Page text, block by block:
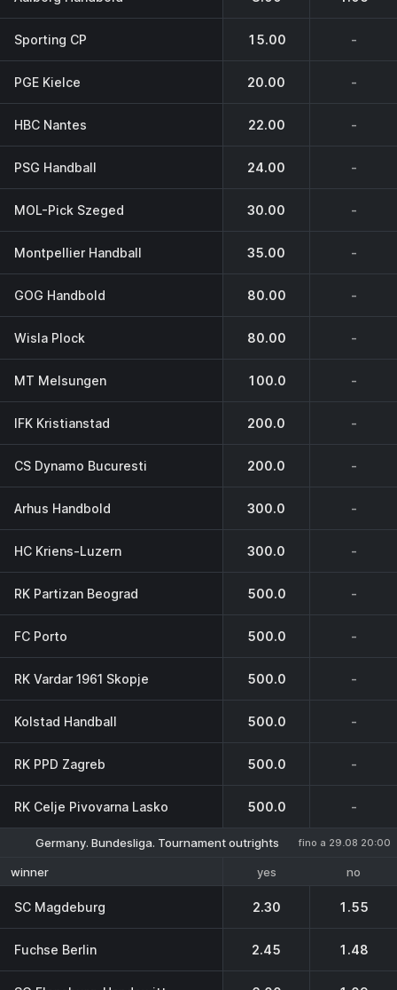
Sporting CP 15.00 -
PGE Kielce 20.00 -
HBC Nantes 22.00 -
PSG Handball 24.00 -
MOL-Pick Szeged 30.00 -
Montpellier Handball 35.00 -
GOG Handbold 80.00 -
Wisla Plock 80.00 -
MT Melsungen 100.0 -
IFK Kristianstad 200.0 -
CS Dynamo Bucuresti 200.0 -
Arhus Handbold 300.0 -
HC Kriens-Luzern 300.0 -
RK Partizan Beograd 500.0 -
FC Porto 500.0 -
RK Vardar 1961 Skopje 500.0 -
Kolstad Handball 500.0 -
RK PPD Zagreb 500.0 -
RK Celje Pivovarna Lasko 500.0 -
Germany. Bundesliga. Tournament outrights fino a 29.08 20:00
winner yes no
SC Magdeburg 2.30 1.55
Fuchse Berlin 2.45 1.48